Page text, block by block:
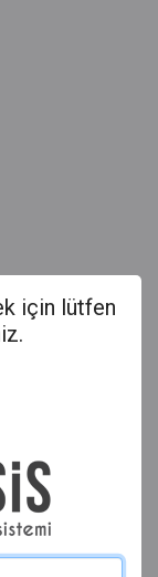
için lütfen